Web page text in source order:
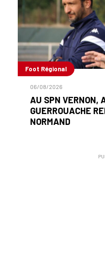
Foot Régional
06/08/2026
AU SPN VERNON,
GUERROUACHE
NORMAND